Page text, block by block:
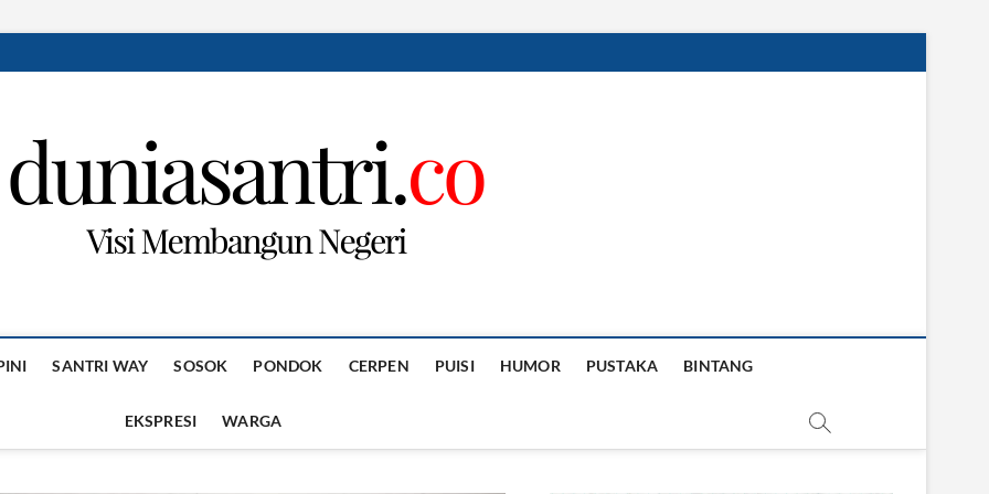
SANTRI WAY SOSOK PONDOK CERPEN PUISI HUMOR PUSTAKA BINTANG
EKSPRESI WARGA